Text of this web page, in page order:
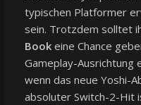
typischen Platformer
sein. Trotzdem solltet
Bookeine Chance
Gameplay-Ausrichtung
wenn das neue Yoshi-
absoluter Switch-2-Hit